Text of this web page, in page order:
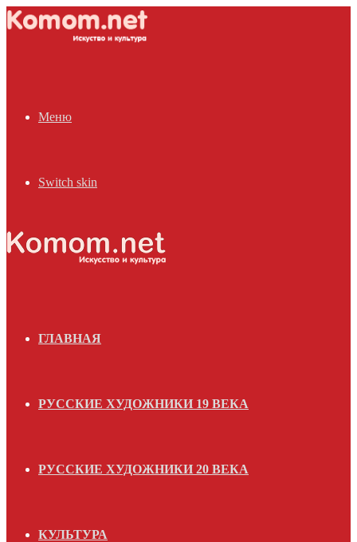
Меню
Switch skin
ГЛАВНАЯ
РУССКИЕ ХУДОЖНИКИ 19 ВЕКА
РУССКИЕ ХУДОЖНИКИ 20 ВЕКА
КУЛЬТУРА